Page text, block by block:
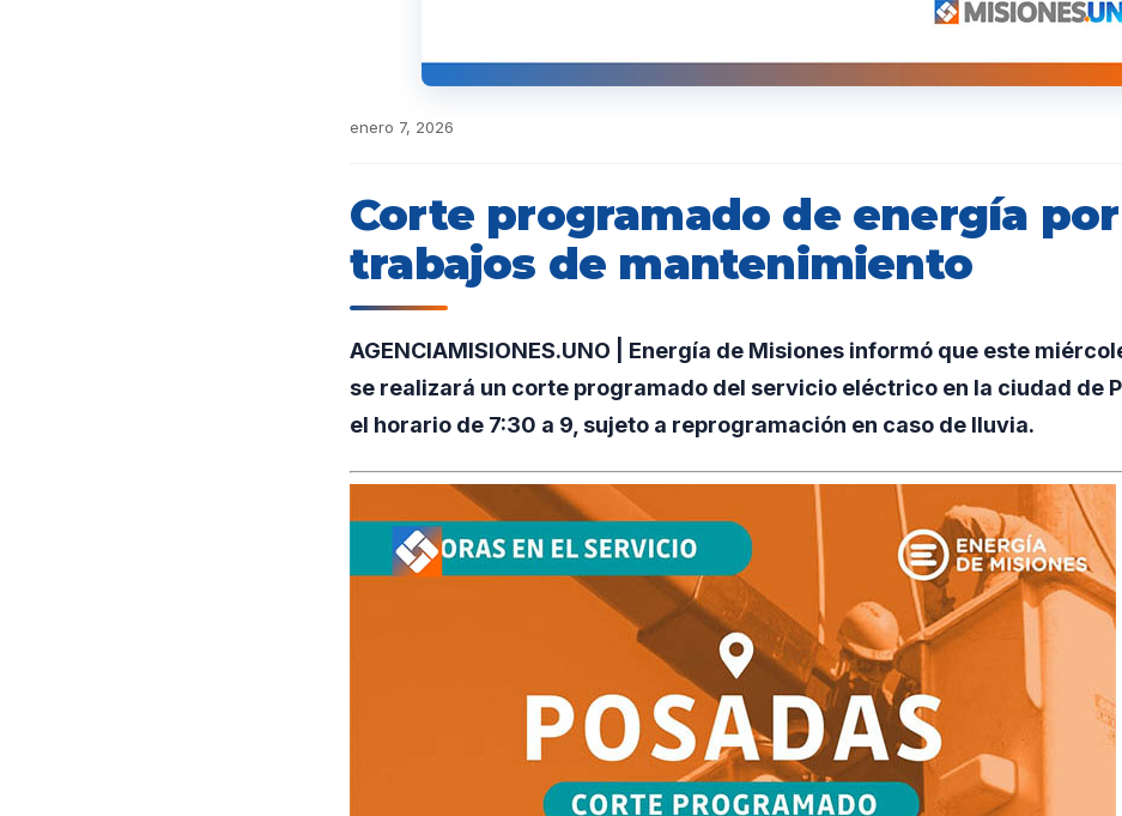
enero 7, 2026
Corte programado de energía por
trabajos de mantenimiento
AGENCIAMISIONES.UNO | Energía de Misiones informó que este
se realizará un corte programado del servicio eléctrico en la ciudad de
el horario de 7:30 a 9, sujeto a reprogramación en caso de lluvia.